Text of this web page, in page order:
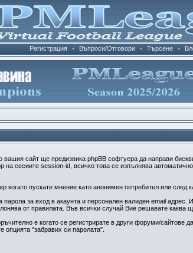
Регистрация • Въпроси/Отговори • Търсене •
сайт ще предизвика phpBB софтуера да направи
сесиите session-id, всичко това се изпълнява
пускате мнение като анонимен потребител или след
за вход в акаунта и персонален валиден email адрес.
от правилата. Във всички случай Вие решавате
е когато се регистрирате в други форуми/сайтове
опцията "забравих си паролата".